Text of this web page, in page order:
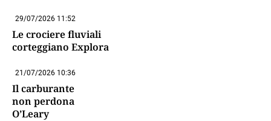
29/07/2026 11:52
Le crociere fluviali
corteggiano Explora
21/07/2026 10:36
Il carburante
non perdona
O’Leary